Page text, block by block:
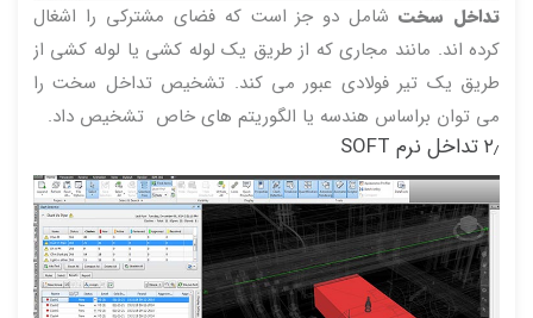
تداخل سخت شامل دو جز است که فضای مشترکی را اشغال
کرده اند. مانند مجاری که از طریق یک لوله کشی یا لوله کشی از
طریق یک تیر فولادی عبور می کند. تشخیص تداخل سخت را
می توان براساس هندسه یا الگوریتم های خاص تشخیص داد.
۲٫ تداخل نرم SOFT